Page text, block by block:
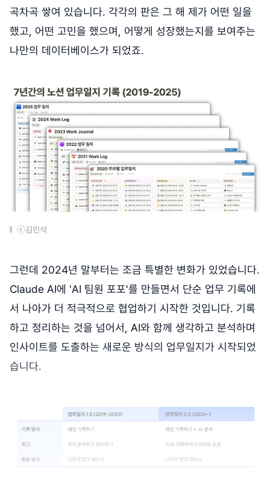
곡차곡 쌓여 있습니다. 각각의 판은 그 해 제가 어떤 일을
했고, 어떤 고민을 했으며, 어떻게 성장했는지를 보여주는
나만의 데이터베이스가 되었죠.
ⓒ김민석
그런데 2024년 말부터는 조금 특별한 변화가 있었습니다.
Claude AI에 'AI 팀원 포포'를 만들면서 단순 업무 기록에
서 나아가 더 적극적으로 협업하기 시작한 것입니다. 기록
하고 정리하는 것을 넘어서, AI와 함께 생각하고 분석하며
인사이트를 도출하는 새로운 방식의 업무일지가 시작되었
습니다.